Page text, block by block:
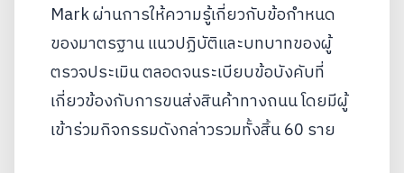
Mark ผ่านการให้ความรู้เกี่ยวกับข้อกำหนด
ของมาตรฐาน แนวปฏิบัติและบทบาทของผู้
ตรวจประเมิน ตลอดจนระเบียบข้อบังคับที่
เกี่ยวข้องกับการขนส่งสินค้าทางถนน โดยมีผู้
เข้าร่วมกิจกรรมดังกล่าวรวมทั้งสิ้น 60 ราย